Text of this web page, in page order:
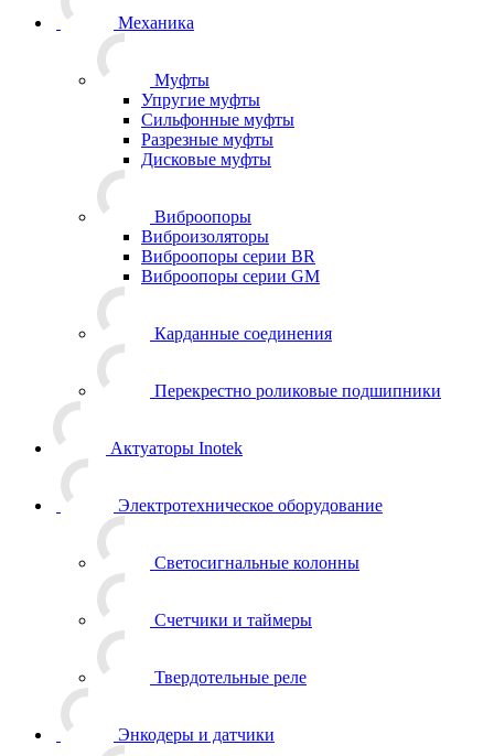
Механика
Муфты
Упругие муфты
Сильфонные муфты
Разрезные муфты
Дисковые муфты
Виброопоры
Виброизоляторы
Виброопоры серии BR
Виброопоры серии GM
Карданные соединения
Перекрестно роликовые подшипники
Актуаторы Inotek
Электротехническое оборудование
Светосигнальные колонны
Счетчики и таймеры
Твердотельные реле
Энкодеры и датчики